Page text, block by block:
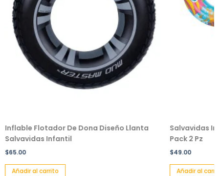
Inflable Flotador De Dona Diseño Llanta
Salvavidas Infantil
$65.00
Añadir al carrito
Salvavidas
Pack 2 Pz
$49.00
Añadir al